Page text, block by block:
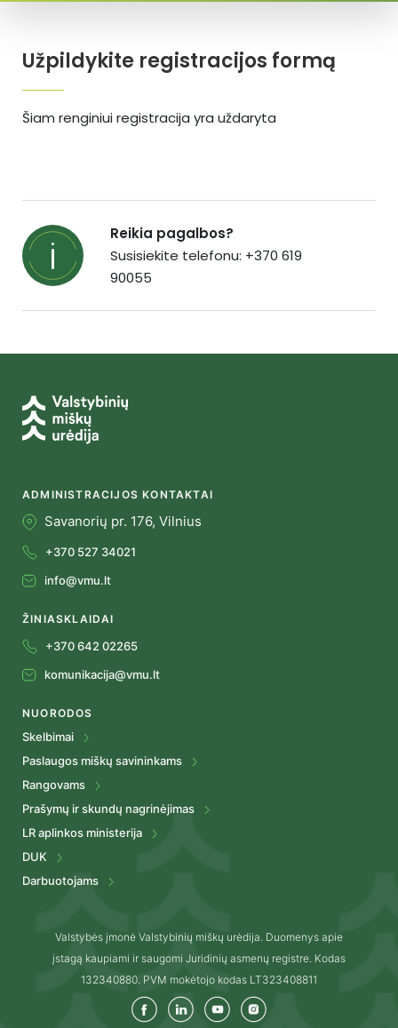
Užpildykite registracijos formą
Šiam renginiui registracija yra uždaryta
Reikia pagalbos?
Susisiekite telefonu: +370 619
90055
ADMINISTRACIJOS KONTAKTAI
Savanorių pr. 176, Vilnius
+370 527 34021
info@vmu.lt
ŽINIASKLAIDAI
+370 642 02265
komunikacija@vmu.lt
NUORODOS
Skelbimai
Paslaugos miškų savininkams
Rangovams
Prašymų ir skundų nagrinėjimas
LR aplinkos ministerija
DUK
Darbuotojams
Valstybės įmonė Valstybinių miškų urėdija. Duomenys apie
įstagą kaupiami ir saugomi Juridinių asmenų registre. Kodas
132340880. PVM mokėtojo kodas LT323408811